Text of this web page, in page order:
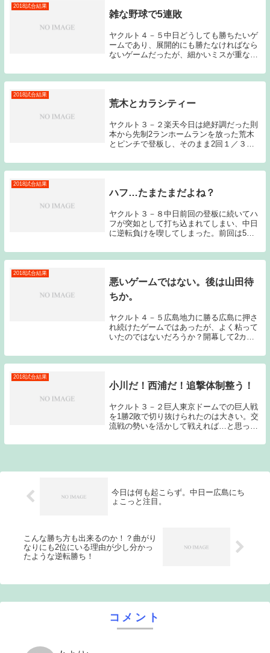
2018試合結果
雑な野球で5連敗
ヤクルト４－５中日どうしても勝ちたいゲ
ームであり、展開的にも勝たなければなら
ないゲームだったが、細かいミスが重なっ
た。この負けは痛い。力のなさを思い知ら
される結果となった。時間がないので短め
2018試合結果
荒木とカラシティー
ヤクルト３－２楽天今日は絶好調だった則
本から先制2ランホームランを放った荒木
とピンチで登板し、そのまま2回１／３を
に大きく貢献してくれた。ヤクルトの流れ
の良さと楽天の流れの悪さを感じるゲーム
2018試合結果
ハフ…たまたまだよね？
ヤクルト３－８中日前回の登板に続いてハ
フが突如として打ち込まれてしまい、中日
に逆転負けを喫してしまった。前回は5回
に3本のホームランを浴び、5失点。今日は
4回までパーフェクトで抑えながら、5回に
2018試合結果
悪いゲームではない。後は山田待
ちか。
ヤクルト４－５広島地力に勝る広島に押さ
れ続けたゲームではあったが、よく粘って
いたのではないだろうか？開幕して2カー
がやろうとしている野球を選手が理解して
ゲームに臨んでいる姿は見られている。先
2018試合結果
小川だ！西浦だ！追撃体制整う！
ヤクルト３－２巨人東京ドームでの巨人戦
を1勝2敗で切り抜けられたのは大きい。交
流戦の勢いを活かして戦えれば…と思って
タル的には厳しい状況で今日の第3戦目を
今日は何も起こらず。中日ー広島にち
ょこっと注目。
こんな勝ち方も出来るのか！？曲がり
なりにも2位にいる理由が少し分かっ
たような逆転勝ち！
コメント